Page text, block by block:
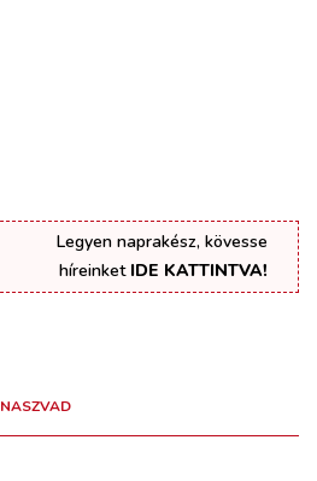
Legyen naprakész, kövesse
híreinket IDE KATTINTVA!
NASZVAD